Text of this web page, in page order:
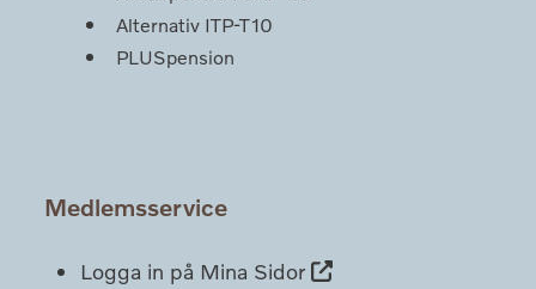
Alternativ ITP-T10
PLUSpension
Medlemsservice
Logga in på Mina Sidor